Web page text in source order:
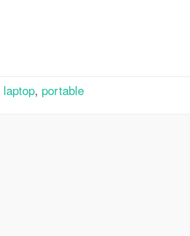
laptop, portable